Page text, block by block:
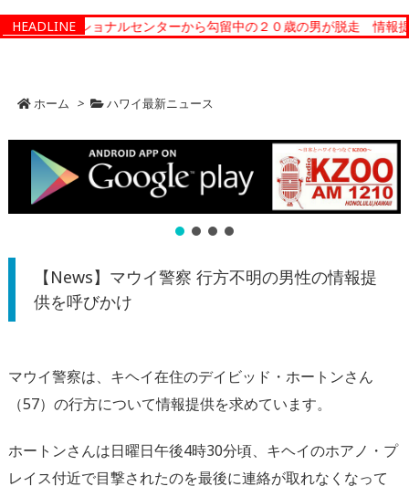
HEADLINE
ーコレクショナルセンターから勾留中の２０歳の男が脱走 情報提供
ホーム > ハワイ最新ニュース
【News】マウイ警察 行方不明の男性の情報提
供を呼びかけ
マウイ警察は、キヘイ在住のデイビッド・ホートンさん
（57）の行方について情報提供を求めています。
ホートンさんは日曜日午後4時30分頃、キヘイのホアノ・プ
レイス付近で目撃されたのを最後に連絡が取れなくなって